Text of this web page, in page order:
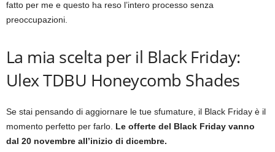
fatto per me e questo ha reso l’intero processo senza
preoccupazioni.
La mia scelta per il Black Friday:
Ulex TDBU Honeycomb Shades
Se stai pensando di aggiornare le tue sfumature, il Black Friday è il
momento perfetto per farlo. Le offerte del Black Friday vanno
dal 20 novembre all’inizio di dicembre.